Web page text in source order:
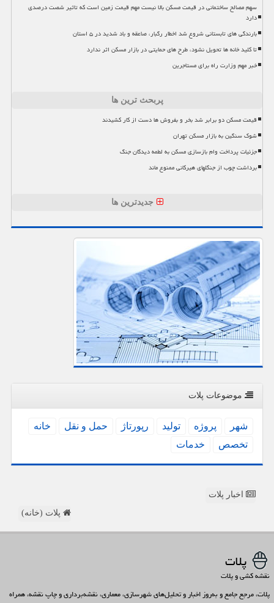
سهم مصالح ساختمانی در قیمت مسکن بالا نیست مهم قیمت زمین است که تاثیر شصت درصدی
دارد
بارندگی های تابستانی شروع شد اخطار رگبار، صاعقه و باد شدید در ۵ استان
تا کلید خانه ها تحویل نشود، طرح های حمایتی در بازار مسکن اثر ندارد
خبر مهم وزارت راه برای مستاجرین
پربحث ترین ها
قیمت مسکن دو برابر شد بخر و بفروش ها دست از کار کشیدند
شوک سنگین به بازار مسکن تهران
جزئیات پرداخت وام بازسازی مسکن به لطمه دیدگان جنگ
برداشت چوب از جنگلهای هیرکانی ممنوع ماند
جدیدترین ها
موضوعات پلات
شهر پروژه تولید رپورتاژ حمل و نقل
خانه
تخصص
خدمات
اخبار پلات
پلات (خانه)
پلات
نقشه کشی و پلات
پلات، مرجع جامع و به‌روز اخبار و تحلیل‌های شهرسازی، معماری، نقشه‌برداری و چاپ نقشه، همراه